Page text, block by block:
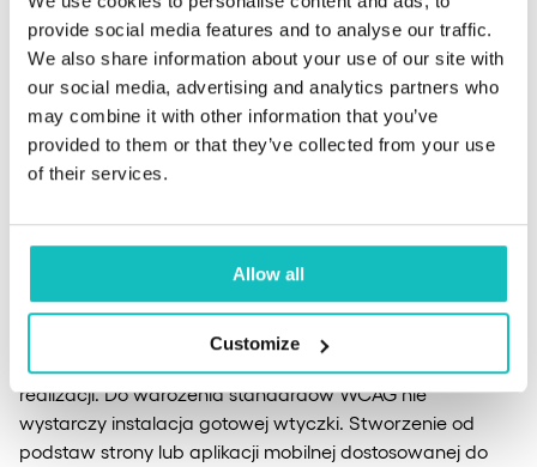
provide social media features and to analyse our traffic.
We also share information about your use of our site with
our social media, advertising and analytics partners who
may combine it with other information that you’ve
provided to them or that they’ve collected from your use
of their services.
Allow all
Customize
projekt IT spełnia standardy WCAG. Jest ich aż 78 i
dotyczą 3 poziomów. Oznacza to, że dana strona może
być zgodna z WCAG w stopniu:
minimalnym – poziom A to 30 kryteriów,
osiągnięcie poziomu A,
komfortowym – poziom AAA to 28 kryteriów +
osiągnięcie poziomów A i AA.
Dość skomplikowana procedura nie jest też prosta w
realizacji. Do wdrożenia standardów WCAG nie
wystarczy instalacja gotowej wtyczki. Stworzenie od
podstaw strony lub aplikacji mobilnej dostosowanej do